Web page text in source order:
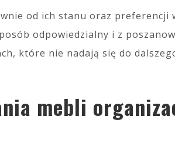
od ich stanu oraz preferencji
odpowiedzialny i z
które nie nadają się do
mebli